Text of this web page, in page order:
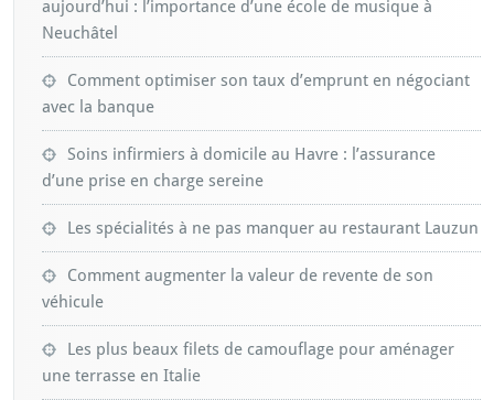
aujourd’hui : l’importance d’une école de musique à
Neuchâtel
Comment optimiser son taux d’emprunt en négociant
avec la banque
Soins infirmiers à domicile au Havre : l’assurance
d’une prise en charge sereine
Les spécialités à ne pas manquer au restaurant Lauzun
Comment augmenter la valeur de revente de son
véhicule
Les plus beaux filets de camouflage pour aménager
une terrasse en Italie